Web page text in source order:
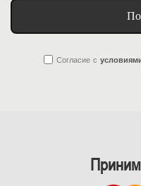
Согласие с